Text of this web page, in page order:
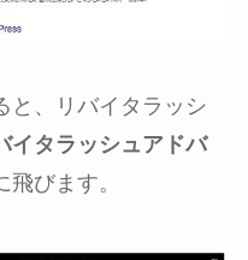
と、リバイタラッシ
イタラッシュアドバ
びます。